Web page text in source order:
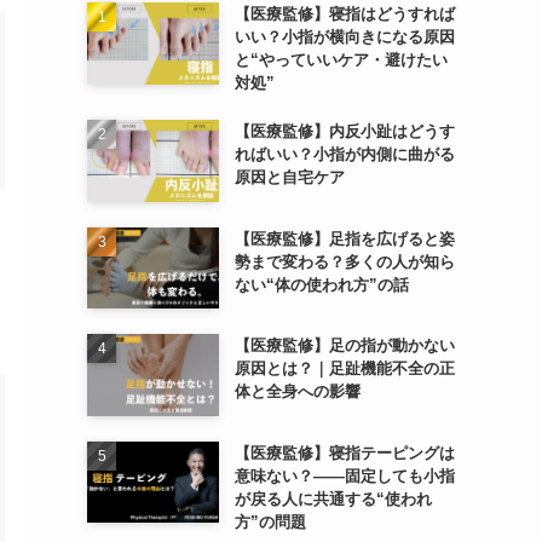
【医療監修】寝指はどうすれば
いい？小指が横向きになる原因
と“やっていいケア・避けたい
対処”
【医療監修】内反小趾はどうす
ればいい？小指が内側に曲がる
原因と自宅ケア
【医療監修】足指を広げると姿
勢まで変わる？多くの人が知ら
ない“体の使われ方”の話
【医療監修】足の指が動かない
原因とは？｜足趾機能不全の正
体と全身への影響
【医療監修】寝指テーピングは
意味ない？――固定しても小指
が戻る人に共通する“使われ
方”の問題